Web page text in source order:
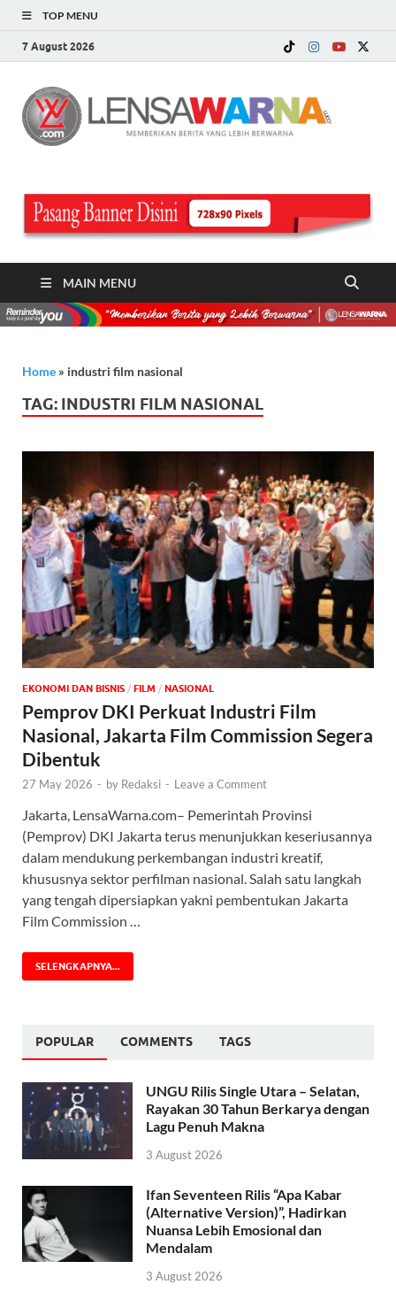
TOP MENU
7 August 2026
MAIN MENU
Home » industri film nasional
TAG: INDUSTRI FILM NASIONAL
EKONOMI DAN BISNIS / FILM / NASIONAL
Pemprov DKI Perkuat Industri Film
Nasional, Jakarta Film Commission Segera
Dibentuk
27 May 2026 - by Redaksi - Leave a Comment
Jakarta, LensaWarna.com– Pemerintah Provinsi
(Pemprov) DKI Jakarta terus menunjukkan keseriusannya
dalam mendukung perkembangan industri kreatif,
khususnya sektor perfilman nasional. Salah satu langkah
yang tengah dipersiapkan yakni pembentukan Jakarta
Film Commission …
SELENGKAPNYA...
POPULAR COMMENTS TAGS
UNGU Rilis Single Utara – Selatan,
Rayakan 30 Tahun Berkarya dengan
Lagu Penuh Makna
3 August 2026
Ifan Seventeen Rilis “Apa Kabar
(Alternative Version)”, Hadirkan
Nuansa Lebih Emosional dan
Mendalam
3 August 2026